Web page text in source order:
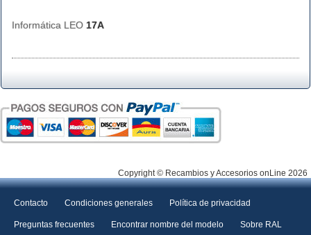
Informática LEO 17A
Copyright © Recambios y Accesorios onLine 2026
Contacto Condiciones generales Política de privacidad
Preguntas frecuentes Encontrar nombre del modelo Sobre RAL